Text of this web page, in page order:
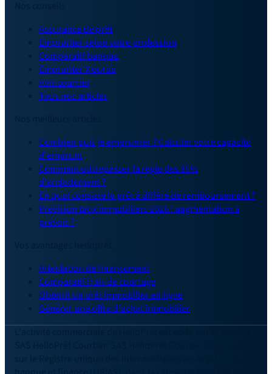
Assurance de prêt
Emprunter selon votre profession
Comparatif banque
Emprunter X euros
Avis courtier
Tous nos articles
Combien puis je emprunter ? Calculer votre capacité
d'emprunt
Comment outrepasser la règle des 35%
d'endettement ?
En quoi consiste le prêt à différé de remboursement ?
Prévision taux immobiliers 2026 : augmentation à
prévoir ?
Attestation de financement
Comparatif frais de courtage
Obtenir un prêt immobilier en ligne
Générer une offre d'achat immobilier